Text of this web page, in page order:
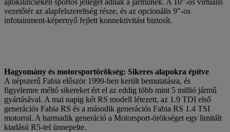
vezetőtér az alapfelszereltség része, és az opcionális 9"-os
infotainment-képernyő fejlett konnektivitást biztosít.
Hagyomány és motorsportörökség: Sikeres alapokra építve
A népszerű Fabia először 1999-ben került bemutatásra, és
figyelemre méltó sikereket ért el az eddig több mint 5 millió jármű
gyártásával. A mai napig két RS modell létezett, az 1.9 TDI első
generációs Fabia RS és a második generációs Fabia RS 1.4 TSI
motorral. A harmadik generáció a Motorsport-örökséget egy limitált
kiadású R5-tel ünnepelte.